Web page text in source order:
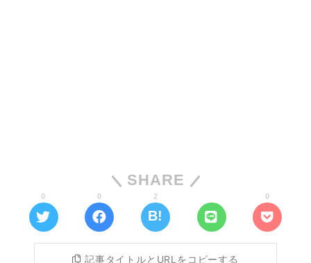
SHARE
0 0 2 0
記事タイトルとURLをコピーする